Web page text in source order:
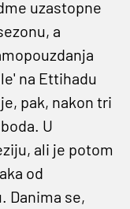
uzastopne
a
na Ettihadu
pak, nakon tri
U
ali je potom
od
Danima se,